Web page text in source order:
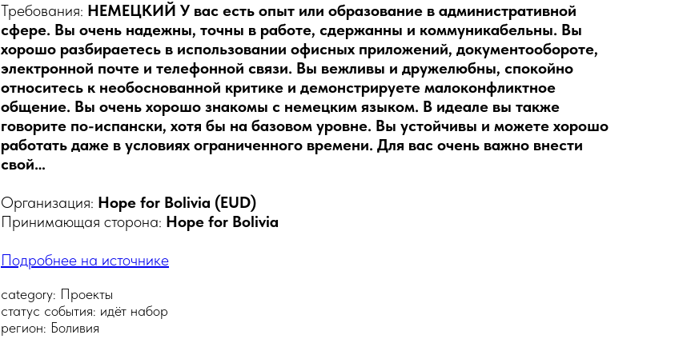
Требования: НЕМЕЦКИЙ У вас есть опыт или образование в административной
сфере. Вы очень надежны, точны в работе, сдержанны и коммуникабельны. Вы
хорошо разбираетесь в использовании офисных приложений, документообороте,
электронной почте и телефонной связи. Вы вежливы и дружелюбны, спокойно
относитесь к необоснованной критике и демонстрируете малоконфликтное
общение. Вы очень хорошо знакомы с немецким языком. В идеале вы также
говорите по-испански, хотя бы на базовом уровне. Вы устойчивы и можете хорошо
работать даже в условиях ограниченного времени. Для вас очень важно внести
свой…
Организация: Hope for Bolivia (EUD)
Принимающая сторона: Hope for Bolivia
Подробнее на источнике
category: Проекты
статус события: идёт набор
регион: Боливия